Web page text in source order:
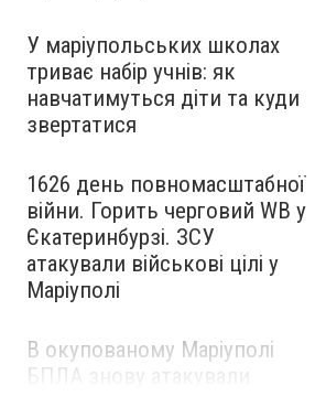
У маріупольських школах
триває набір учнів: як
навчатимуться діти та куди
звертатися
1626 день повномасштабної
війни. Горить черговий WB у
Єкатеринбурзі. ЗСУ
атакували військові цілі у
Маріуполі
В окупованому Маріуполі
БПЛА знову атакували